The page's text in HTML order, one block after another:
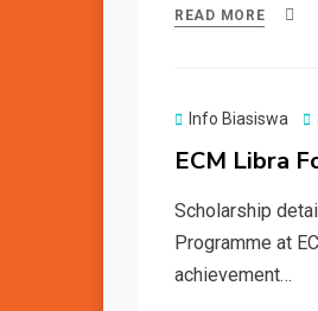
READ MORE
Info Biasiswa
ECM Libra
Scholarship
Programme at
achievement…